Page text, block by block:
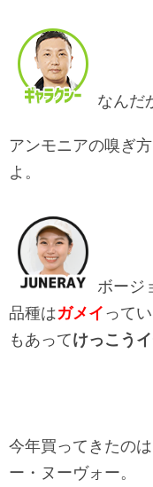
なん
アンモニアの嗅ぎ
よ。
ボージ
品種はガメイって
もあってけっこう
今年買ってきたのは
ー・ヌーヴォー。